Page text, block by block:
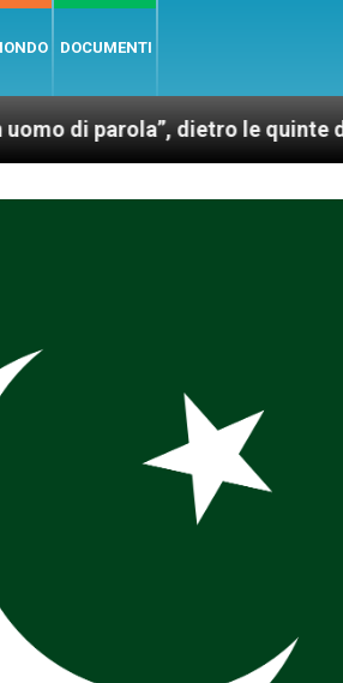
DOCUMENTI
dietro le quinte